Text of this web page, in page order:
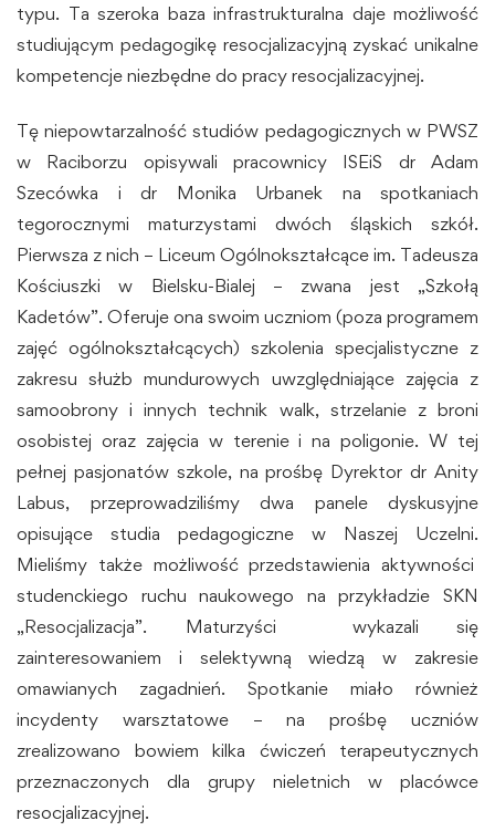
typu. Ta szeroka baza infrastrukturalna daje możliwość
studiującym pedagogikę resocjalizacyjną zyskać unikalne
kompetencje niezbędne do pracy resocjalizacyjnej.
Tę niepowtarzalność studiów pedagogicznych w PWSZ
w Raciborzu opisywali pracownicy ISEiS dr Adam
Szecówka i dr Monika Urbanek na spotkaniach
tegorocznymi maturzystami dwóch śląskich szkół.
Pierwsza z nich – Liceum Ogólnokształcące im. Tadeusza
Kościuszki w Bielsku-Bialej – zwana jest „Szkołą
Kadetów”. Oferuje ona swoim uczniom (poza programem
zajęć ogólnokształcących) szkolenia specjalistyczne z
zakresu służb mundurowych uwzględniające zajęcia z
samoobrony i innych technik walk, strzelanie z broni
osobistej oraz zajęcia w terenie i na poligonie. W tej
pełnej pasjonatów szkole, na prośbę Dyrektor dr Anity
Labus, przeprowadziliśmy dwa panele dyskusyjne
opisujące studia pedagogiczne w Naszej Uczelni.
Mieliśmy także możliwość przedstawienia aktywności
studenckiego ruchu naukowego na przykładzie SKN
„Resocjalizacja”. Maturzyści wykazali się
zainteresowaniem i selektywną wiedzą w zakresie
omawianych zagadnień. Spotkanie miało również
incydenty warsztatowe – na prośbę uczniów
zrealizowano bowiem kilka ćwiczeń terapeutycznych
przeznaczonych dla grupy nieletnich w placówce
resocjalizacyjnej.